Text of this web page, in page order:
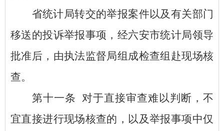
省统计局转交的举报案件以及有关部门
移送的投诉举报事项，经六安市统计局领导
批准后，由执法监督局组成检查组赴现场核
查。
第十一条 对于直接审查难以判断，不
宜直接进行现场核查的，以及举报事项中仅